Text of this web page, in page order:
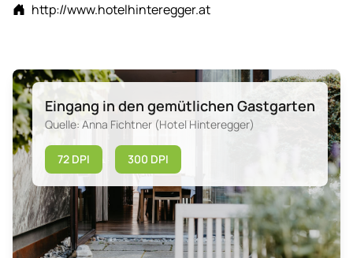
http://www.hotelhinteregger.at
Eingang in den gemütlichen Gastgarten
Quelle: Anna Fichtner (Hotel Hinteregger)
72 DPI 300 DPI